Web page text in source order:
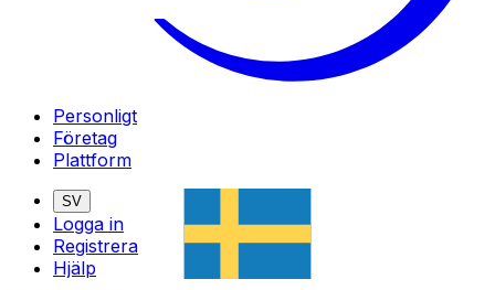
Personligt
Företag
Plattform
SV
Logga in
Registrera
Hjälp